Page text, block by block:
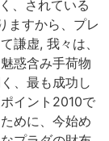
、されている
ますから、プレ
謙虚, 我々は、
惑含み手荷物
、最も成功し
イント2010で
めに、今始め